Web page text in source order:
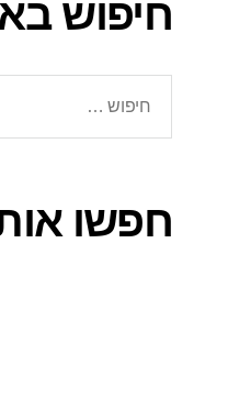
חיפוש
חפשו